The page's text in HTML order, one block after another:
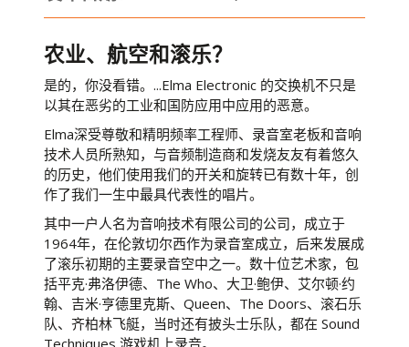
农业、航空和滚乐？
是的，你没看错。...Elma Electronic 的交换机不只是
以其在恶劣的工业和国防应用中应用的恶意。
Elma深受尊敬和精明频率工程师、录音室老板和音响
技术人员所熟知，与音频制造商和发烧友友有着悠久
的历史，他们使用我们的开关和旋转已有数十年，创
作了我们一生中最具代表性的唱片。
其中一户人名为音响技术有限公司的公司，成立于
1964年，在伦敦切尔西作为录音室成立，后来发展成
了滚乐初期的主要录音空中之一。数十位艺术家，包
括平克·弗洛伊德、The Who、大卫·鲍伊、艾尔顿·约
翰、吉米·亨德里克斯、Queen、The Doors、滚石乐
队、齐柏林飞艇，当时还有披头士乐队，都在 Sound
Techniques 游戏机上录音。